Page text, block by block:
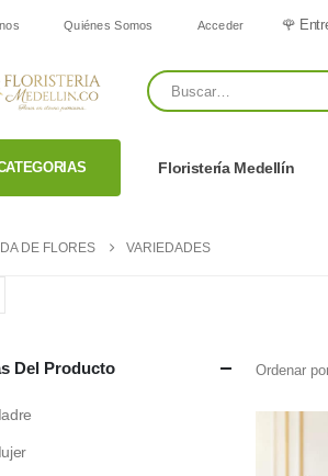
Quiénes Somos Acceder 🌹
Floristería Medellín
DE FLORES VARIEDADES
Ordenar
Del Producto